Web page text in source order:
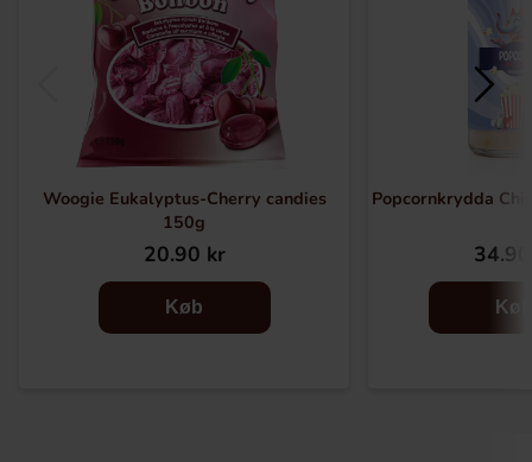
Woogie Eukalyptus-Cherry candies
150g
20.90 kr
Køb
Popcornkrydda
Køb